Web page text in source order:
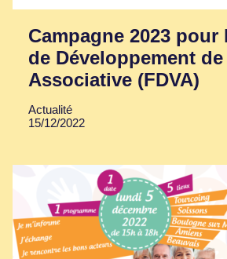
Campagne 2023 pour
de Développement
Associative (FDVA)
Actualité
15/12/2022